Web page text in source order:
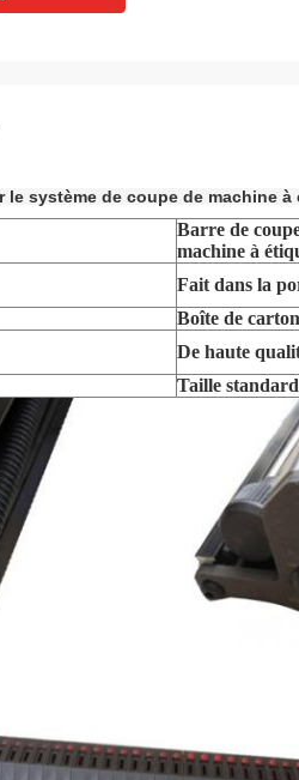
le système de coupe de machine à
Barre de
machine à
Fait dans la
Boîte de carton
De haute
Taille standard